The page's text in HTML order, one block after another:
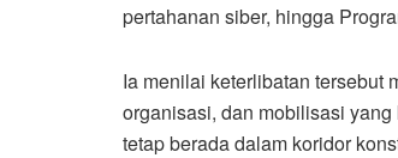
pertahanan siber, hingga
Ia menilai keterlibatan tersebut
organisasi, dan mobilisasi
tetap berada dalam koridor